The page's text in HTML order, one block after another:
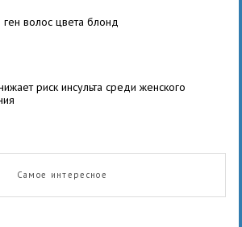
волос цвета блонд
риск инсульта среди женского
Самое интересное